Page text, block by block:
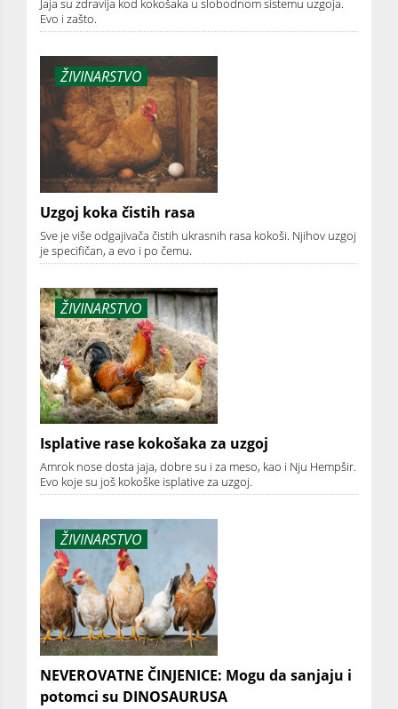
Jaja su zdravija kod kokošaka u slobodnom sistemu uzgoja.
Evo i zašto.
ŽIVINARSTVO
Uzgoj koka čistih rasa
Sve je više odgajivača čistih ukrasnih rasa kokoši. Njihov uzgoj
je specifičan, a evo i po čemu.
ŽIVINARSTVO
Isplative rase kokošaka za uzgoj
Amrok nose dosta jaja, dobre su i za meso, kao i Nju Hempšir.
Evo koje su još kokoške isplative za uzgoj.
ŽIVINARSTVO
NEVEROVATNE ČINJENICE: Mogu da sanjaju i
potomci su DINOSAURUSA